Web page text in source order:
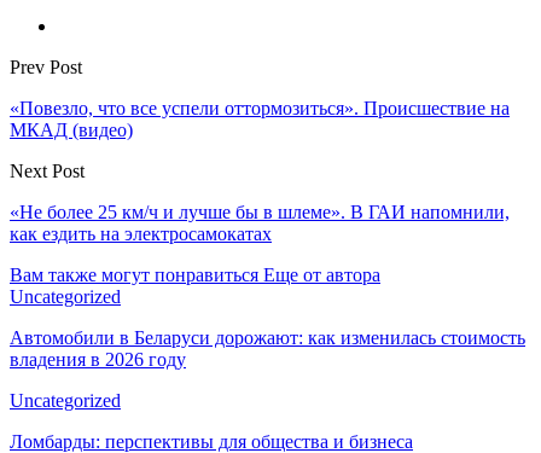
Prev Post
«Повезло, что все успели оттормозиться». Происшествие на
МКАД (видео)
Next Post
«Не более 25 км/ч и лучше бы в шлеме». В ГАИ напомнили,
как ездить на электросамокатах
Вам также могут понравиться Еще от автора
Uncategorized
Автомобили в Беларуси дорожают: как изменилась стоимость
владения в 2026 году
Uncategorized
Ломбарды: перспективы для общества и бизнеса